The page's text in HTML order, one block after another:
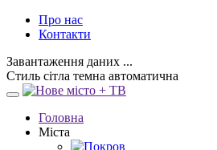
Про нас
Контакти
Завантаження даних ...
Стиль сітла темна автоматична
Головна
Міста